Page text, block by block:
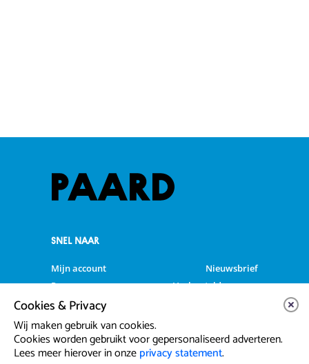
SNEL NAAR
Mijn account
Nieuwsbrief
Programma
Veelgestelde vragen
Partners & Sponsoren
Artiesten info
Cookies & Privacy
Wij maken gebruik van cookies.
Cookies worden gebruikt voor gepersonaliseerd adverteren.
Lees meer hierover in onzeprivacy statement.